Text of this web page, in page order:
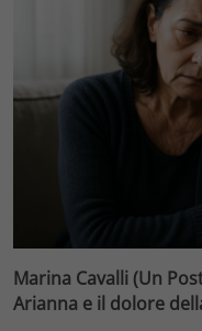
Marina Cavalli (Un
Arianna e il dolore